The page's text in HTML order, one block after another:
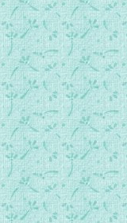
139_皎洁
140_我爱
141_主啊
142_倾心
143_千年
144_耶稣
145_要兴
146_主啊